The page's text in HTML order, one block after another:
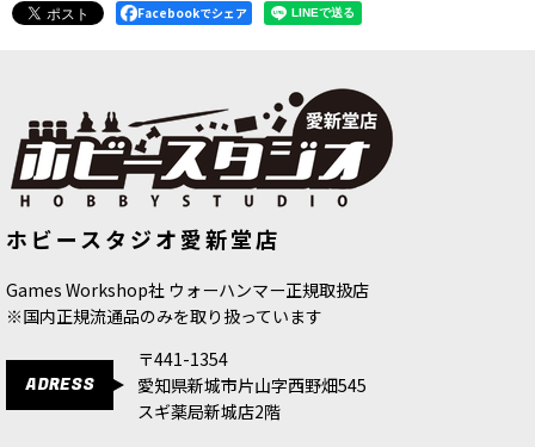
8,950円(税込)
ー」スレイヴ・トゥ・ダークネスのマルチパーツ
プラスチック製シタデルミニチュア5体。ボック
スセット「スレイヴ・トゥ・ダークネス・アーミ
ーセット」に収録されてい…
ヒーロー・オヴ・ケイオス
ただいま売り切れ中
ゲーム「ウォーハンマー：エイジ・オヴ・シグマ
ー」スレイヴ・トゥ・ダークネスのリーダーユニ
ットとなるマルチパーツプラスチック製シタデル
ミニチュア1体。頭部、武器、盾の鎖などのオプ
ションパーツも豊富に収録…
[WP3160
ームストライク・パラドール
Facebookでシェア
ホビースタジオ愛新堂店
Games Workshop社 ウォーハンマー正規取扱店
※国内正規流通品のみを取り扱っています
ADRESS
〒441-1354
愛知県新城市片山字西野畑545
スギ薬局新城店2階